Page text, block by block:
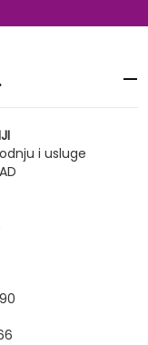
i usluge